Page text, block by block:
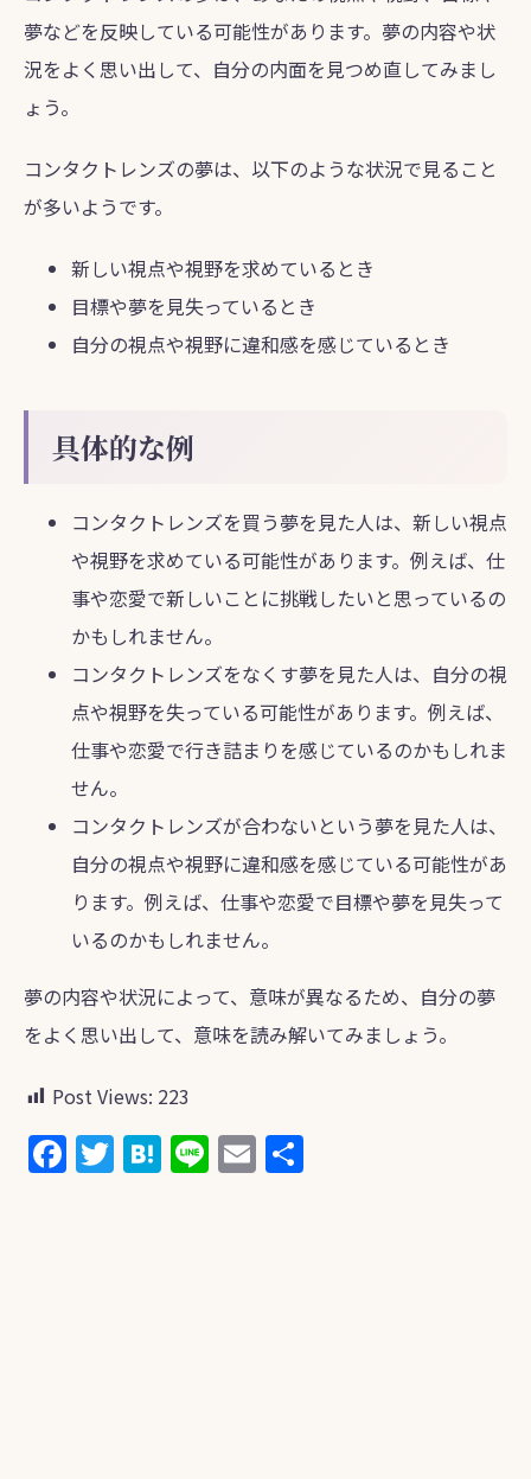
夢などを反映している可能性があります。夢の内容や状
況をよく思い出して、自分の内面を見つめ直してみまし
ょう。
コンタクトレンズの夢は、以下のような状況で見ること
が多いようです。
新しい視点や視野を求めているとき
目標や夢を見失っているとき
自分の視点や視野に違和感を感じているとき
具体的な例
コンタクトレンズを買う夢を見た人は、新しい視点
や視野を求めている可能性があります。例えば、仕
事や恋愛で新しいことに挑戦したいと思っているの
かもしれません。
コンタクトレンズをなくす夢を見た人は、自分の視
点や視野を失っている可能性があります。例えば、
仕事や恋愛で行き詰まりを感じているのかもしれま
せん。
コンタクトレンズが合わないという夢を見た人は、
自分の視点や視野に違和感を感じている可能性があ
ります。例えば、仕事や恋愛で目標や夢を見失って
いるのかもしれません。
夢の内容や状況によって、意味が異なるため、自分の夢
をよく思い出して、意味を読み解いてみましょう。
Post Views: 223
F T H Li E